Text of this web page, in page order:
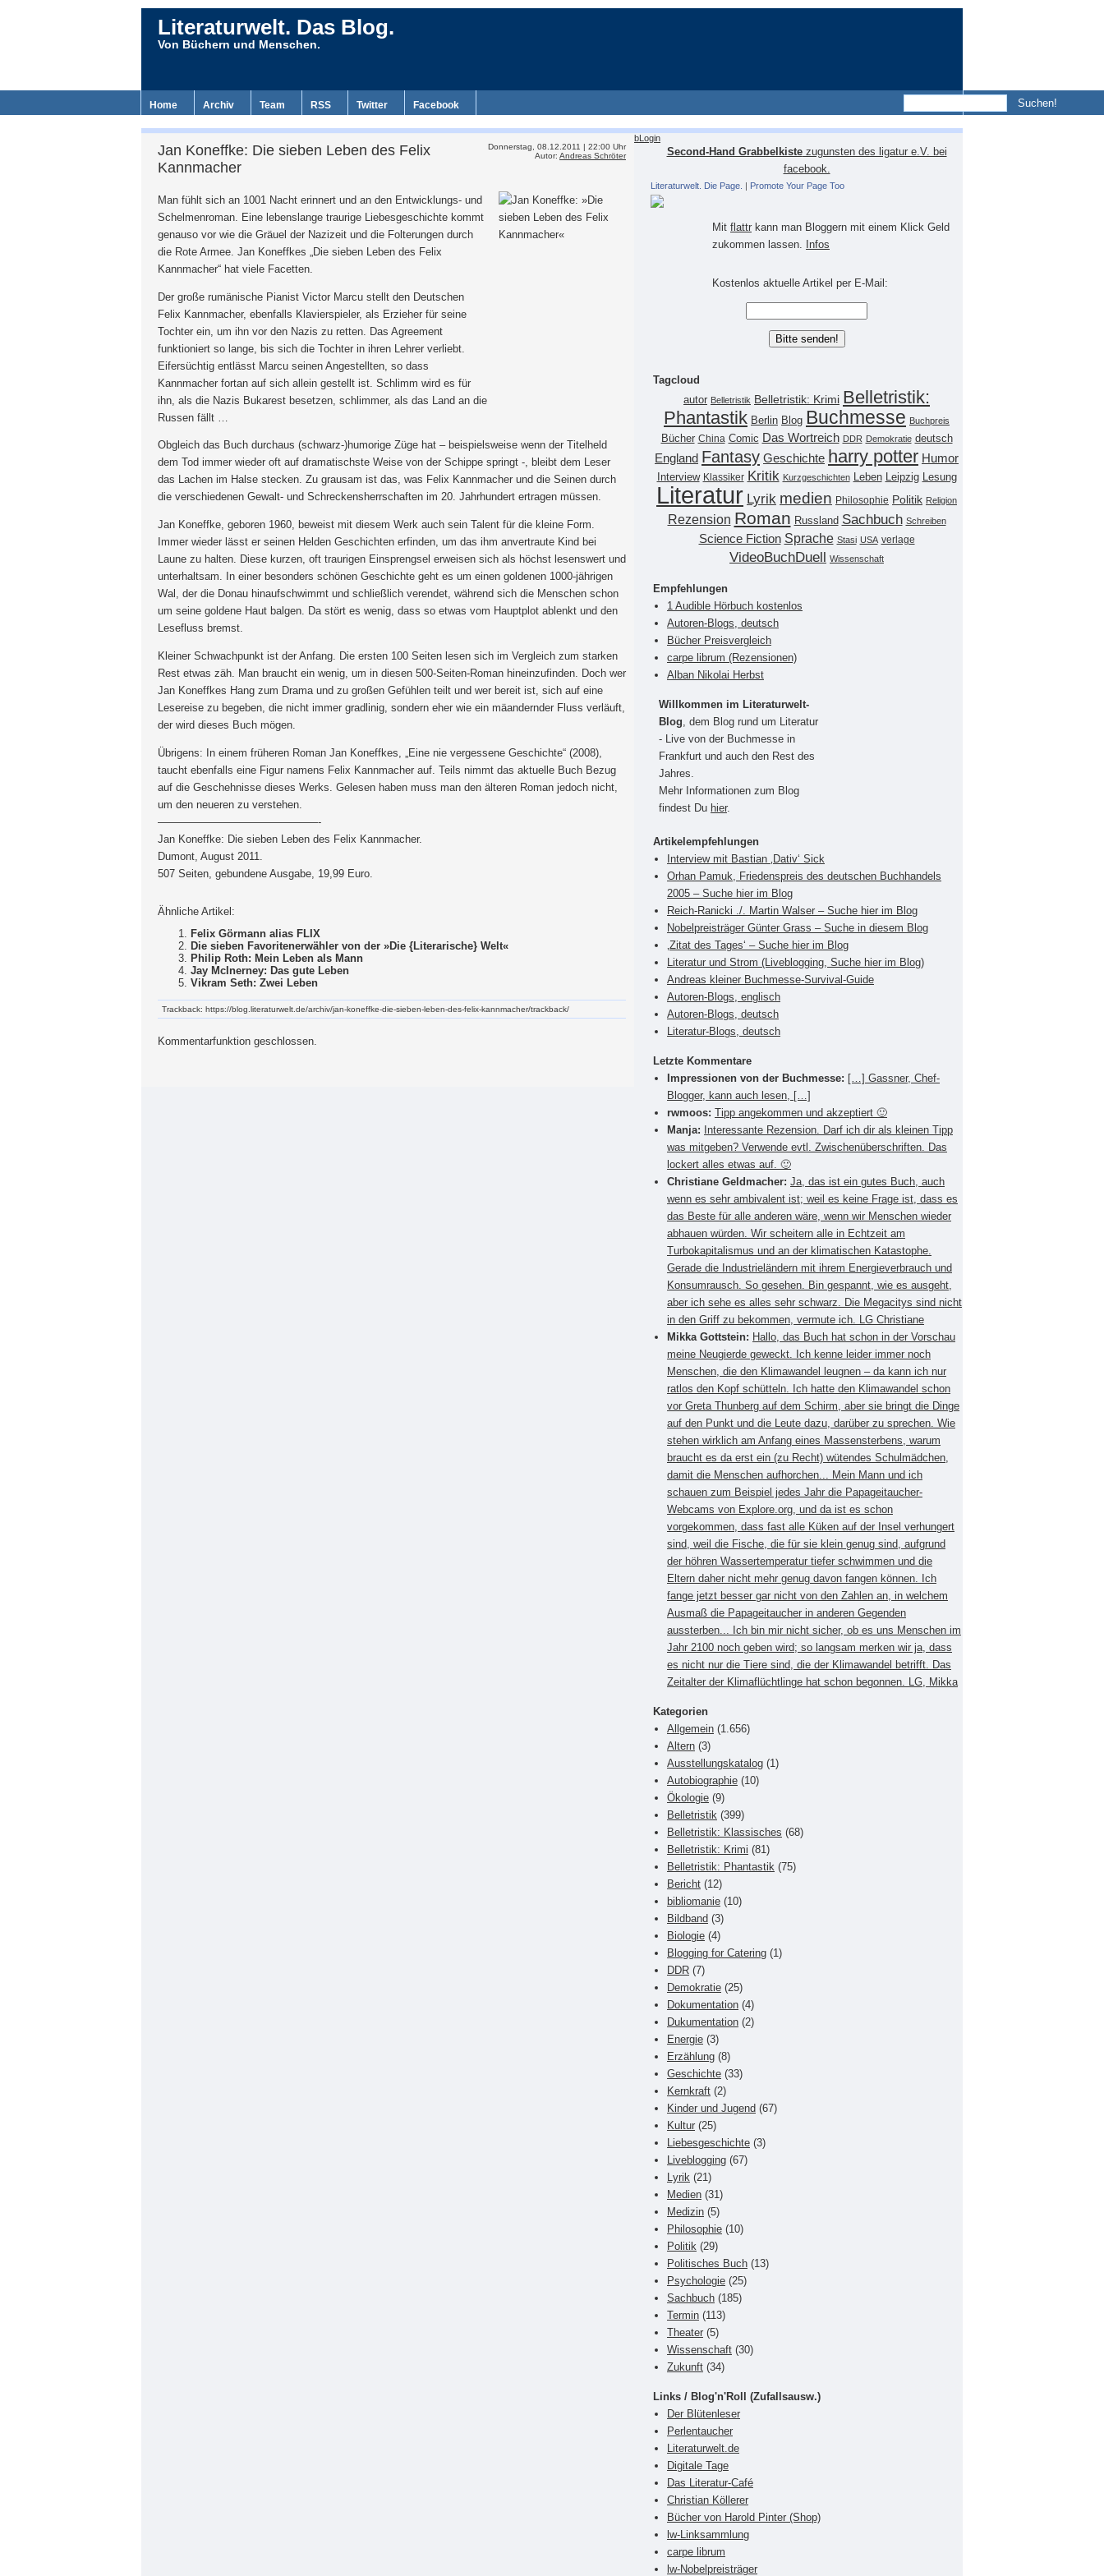
Literaturwelt. Das Blog.
Von Büchern und Menschen.
Home Archiv Team RSS Twitter Facebook
Donnerstag, 08.12.2011 | 22:00 Uhr
Autor: Andreas Schröter
Jan Koneffke: Die sieben Leben des Felix
Kannmacher
Man fühlt sich an 1001 Nacht erinnert und an den Entwicklungs- und
Schelmenroman. Eine lebenslange traurige Liebesgeschichte kommt
genauso vor wie die Gräuel der Nazizeit und die Folterungen durch
die Rote Armee. Jan Koneffkes „Die sieben Leben des Felix
Kannmacher“ hat viele Facetten.
Der große rumänische Pianist Victor Marcu stellt den Deutschen
Felix Kannmacher, ebenfalls Klavierspieler, als Erzieher für seine
Tochter ein, um ihn vor den Nazis zu retten. Das Agreement
funktioniert so lange, bis sich die Tochter in ihren Lehrer verliebt.
Eifersüchtig entlässt Marcu seinen Angestellten, so dass
Kannmacher fortan auf sich allein gestellt ist. Schlimm wird es für
ihn, als die Nazis Bukarest besetzen, schlimmer, als das Land an die
Russen fällt …
Obgleich das Buch durchaus (schwarz-)humorige Züge hat – beispielsweise wenn der Titelheld
dem Tod immer wieder oft auf dramatischste Weise von der Schippe springt -, bleibt dem Leser
das Lachen im Halse stecken. Zu grausam ist das, was Felix Kannmacher und die Seinen durch
die verschiedenen Gewalt- und Schreckensherrschaften im 20. Jahrhundert ertragen müssen.
Jan Koneffke, geboren 1960, beweist mit diesem Werk auch sein Talent für die kleine Form.
Immer wieder lässt er seinen Helden Geschichten erfinden, um das ihm anvertraute Kind bei
Laune zu halten. Diese kurzen, oft traurigen Einsprengsel erweisen sich als höchst lesenswert und
unterhaltsam. In einer besonders schönen Geschichte geht es um einen goldenen 1000-jährigen
Wal, der die Donau hinaufschwimmt und schließlich verendet, während sich die Menschen schon
um seine goldene Haut balgen. Da stört es wenig, dass so etwas vom Hauptplot ablenkt und den
Lesefluss bremst.
Kleiner Schwachpunkt ist der Anfang. Die ersten 100 Seiten lesen sich im Vergleich zum starken
Rest etwas zäh. Man braucht ein wenig, um in diesen 500-Seiten-Roman hineinzufinden. Doch wer
Jan Koneffkes Hang zum Drama und zu großen Gefühlen teilt und wer bereit ist, sich auf eine
Lesereise zu begeben, die nicht immer gradlinig, sondern eher wie ein mäandernder Fluss verläuft,
der wird dieses Buch mögen.
Übrigens: In einem früheren Roman Jan Koneffkes, „Eine nie vergessene Geschichte“ (2008),
taucht ebenfalls eine Figur namens Felix Kannmacher auf. Teils nimmt das aktuelle Buch Bezug
auf die Geschehnisse dieses Werks. Gelesen haben muss man den älteren Roman jedoch nicht,
um den neueren zu verstehen.
———————————————-
Jan Koneffke: Die sieben Leben des Felix Kannmacher.
Dumont, August 2011.
507 Seiten, gebundene Ausgabe, 19,99 Euro.
Ähnliche Artikel:
Felix Görmann alias FLIX
Die sieben Favoritenerwähler von der »Die {Literarische} Welt«
Philip Roth: Mein Leben als Mann
Jay McInerney: Das gute Leben
Vikram Seth: Zwei Leben
Trackback: https://blog.literaturwelt.de/archiv/jan-koneffke-die-sieben-leben-des-felix-kannmacher/trackback/
Kommentarfunktion geschlossen.
bLogin
Second-Hand Grabbelkistezugunsten des ligatur e.V. bei
facebook.
Literaturwelt. Die Page. | Promote Your Page Too
Mit flattr kann man Bloggern mit einem Klick Geld
zukommen lassen.
Infos
Kostenlos aktuelle Artikel per E-Mail:
Tagcloud
autor Belletristik Belletristik: Krimi Belletristik:
Phantastik Berlin Blog Buchmesse Buchpreis
Bücher China Comic Das Wortreich DDR Demokratie deutsch
England Fantasy Geschichte harry potter Humor
Interview Klassiker Kritik Kurzgeschichten Leben Leipzig Lesung
Literatur Lyrik medien Philosophie Politik Religion
Rezension Roman Russland Sachbuch Schreiben
Science Fiction Sprache Stasi USA verlage
VideoBuchDuell Wissenschaft
Empfehlungen
1 Audible Hörbuch kostenlos
Autoren-Blogs, deutsch
Bücher Preisvergleich
carpe librum (Rezensionen)
Alban Nikolai Herbst
Willkommen im Literaturwelt-
Blog , dem Blog rund um Literatur
- Live von der Buchmesse in
Frankfurt und auch den Rest des
Jahres.
Mehr Informationen zum Blog
findest Du hier.
Artikelempfehlungen
Interview mit Bastian ‚Dativ‘ Sick
Orhan Pamuk, Friedenspreis des deutschen Buchhandels
2005 – Suche hier im Blog
Reich-Ranicki ./. Martin Walser – Suche hier im Blog
Nobelpreisträger Günter Grass – Suche in diesem Blog
‚Zitat des Tages‘ – Suche hier im Blog
Literatur und Strom (Liveblogging, Suche hier im Blog)
Andreas kleiner Buchmesse-Survival-Guide
Autoren-Blogs, englisch
Autoren-Blogs, deutsch
Literatur-Blogs, deutsch
Letzte Kommentare
Impressionen von der Buchmesse: […] Gassner, Chef-
Blogger, kann auch lesen, […]
rwmoos: Tipp angekommen und akzeptiert 🙂
Manja:
Interessante Rezension. Darf ich dir als kleinen Tipp
was mitgeben? Verwende evtl. Zwischenüberschriften. Das
lockert alles etwas auf. 🙂
Christiane Geldmacher: Ja, das ist ein gutes Buch, auch
wenn es sehr ambivalent ist; weil es keine Frage ist, dass es
das Beste für alle anderen wäre, wenn wir Menschen wieder
abhauen würden. Wir scheitern alle in Echtzeit am
Turbokapitalismus und an der klimatischen Katastophe.
Gerade die Industrieländern mit ihrem Energieverbrauch und
Konsumrausch. So gesehen. Bin gespannt, wie es ausgeht,
aber ich sehe es alles sehr schwarz. Die Megacitys sind nicht
in den Griff zu bekommen, vermute ich. LG Christiane
Mikka Gottstein: Hallo, das Buch hat schon in der Vorschau
meine Neugierde geweckt. Ich kenne leider immer noch
Menschen, die den Klimawandel leugnen – da kann ich nur
ratlos den Kopf schütteln. Ich hatte den Klimawandel schon
vor Greta Thunberg auf dem Schirm, aber sie bringt die Dinge
auf den Punkt und die Leute dazu, darüber zu sprechen. Wie
stehen wirklich am Anfang eines Massensterbens, warum
braucht es da erst ein (zu Recht) wütendes Schulmädchen,
damit die Menschen aufhorchen... Mein Mann und ich
schauen zum Beispiel jedes Jahr die Papageitaucher-
Webcams von Explore.org, und da ist es schon
vorgekommen, dass fast alle Küken auf der Insel verhungert
sind, weil die Fische, die für sie klein genug sind, aufgrund
der höhren Wassertemperatur tiefer schwimmen und die
Eltern daher nicht mehr genug davon fangen können. Ich
fange jetzt besser gar nicht von den Zahlen an, in welchem
Ausmaß die Papageitaucher in anderen Gegenden
aussterben... Ich bin mir nicht sicher, ob es uns Menschen im
Jahr 2100 noch geben wird; so langsam merken wir ja, dass
es nicht nur die Tiere sind, die der Klimawandel betrifft. Das
Zeitalter der Klimaflüchtlinge hat schon begonnen. LG, Mikka
Kategorien
Allgemein (1.656)
Altern (3)
Ausstellungskatalog (1)
Autobiographie (10)
Ökologie (9)
Belletristik (399)
Belletristik: Klassisches (68)
Belletristik: Krimi (81)
Belletristik: Phantastik (75)
Bericht (12)
bibliomanie (10)
Bildband (3)
Biologie (4)
Blogging for Catering (1)
DDR (7)
Demokratie (25)
Dokumentation (4)
Dukumentation (2)
Energie (3)
Erzählung (8)
Geschichte (33)
Kernkraft (2)
Kinder und Jugend (67)
Kultur (25)
Liebesgeschichte (3)
Liveblogging (67)
Lyrik (21)
Medien (31)
Medizin (5)
Philosophie (10)
Politik (29)
Politisches Buch (13)
Psychologie (25)
Sachbuch (185)
Termin (113)
Theater (5)
Wissenschaft (30)
Zukunft (34)
Links / Blog'n'Roll (Zufallsausw.)
Der Blütenleser
Perlentaucher
Literaturwelt.de
Digitale Tage
Das Literatur-Café
Christian Köllerer
Bücher von Harold Pinter (Shop)
lw-Linksammlung
carpe librum
lw-Nobelpreisträger